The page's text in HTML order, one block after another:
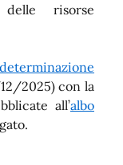
risorse
determinazione
2025) con la
all’albo